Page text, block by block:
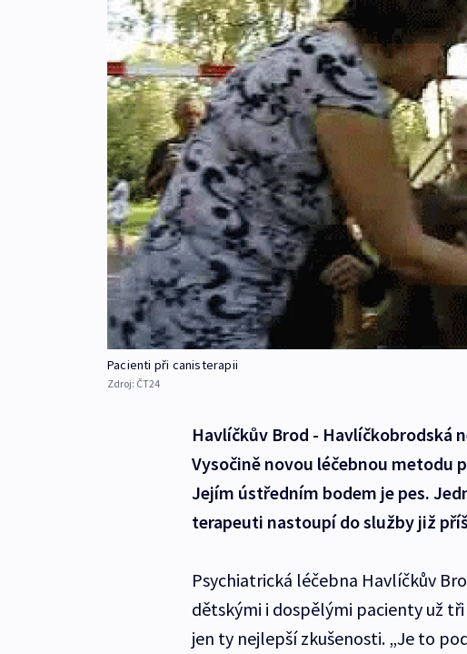
Pacienti při canisterapii
Zdroj: ČT24
Havlíčkův Brod - Havlíčkobrodská
Vysočině novou léčebnou metodu
Jejím ústředním bodem je pes.
terapeuti nastoupí do služby již
Psychiatrická léčebna Havlíčkův
dětskými i dospělými pacienty už
jen ty nejlepší zkušenosti. „Je to